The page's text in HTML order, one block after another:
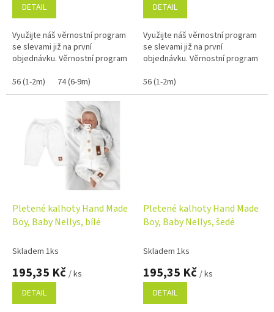
DETAIL
Využijte náš věrnostní program
se slevami již na první
objednávku. Věrnostní program
56 (1-2m)
74 (6-9m)
DETAIL
Využijte náš věrnostní program
se slevami již na první
objednávku. Věrnostní program
56 (1-2m)
Pletené kalhoty Hand Made
Boy, Baby Nellys, bílé
Skladem 1ks
195,35 Kč / ks
DETAIL
Pletené kalhoty Hand Made
Boy, Baby Nellys, šedé
Skladem 1ks
195,35 Kč / ks
DETAIL